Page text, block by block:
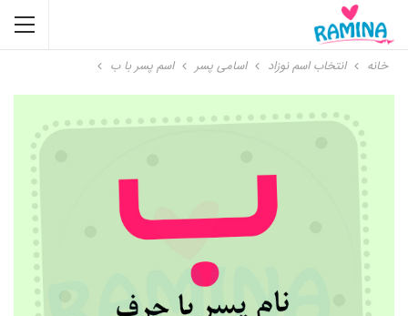
خانه انتخاب اسم نوزاد اسامی پسر اسم پسر با ب